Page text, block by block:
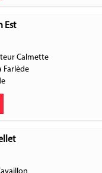
Est
Calmette
Farlède